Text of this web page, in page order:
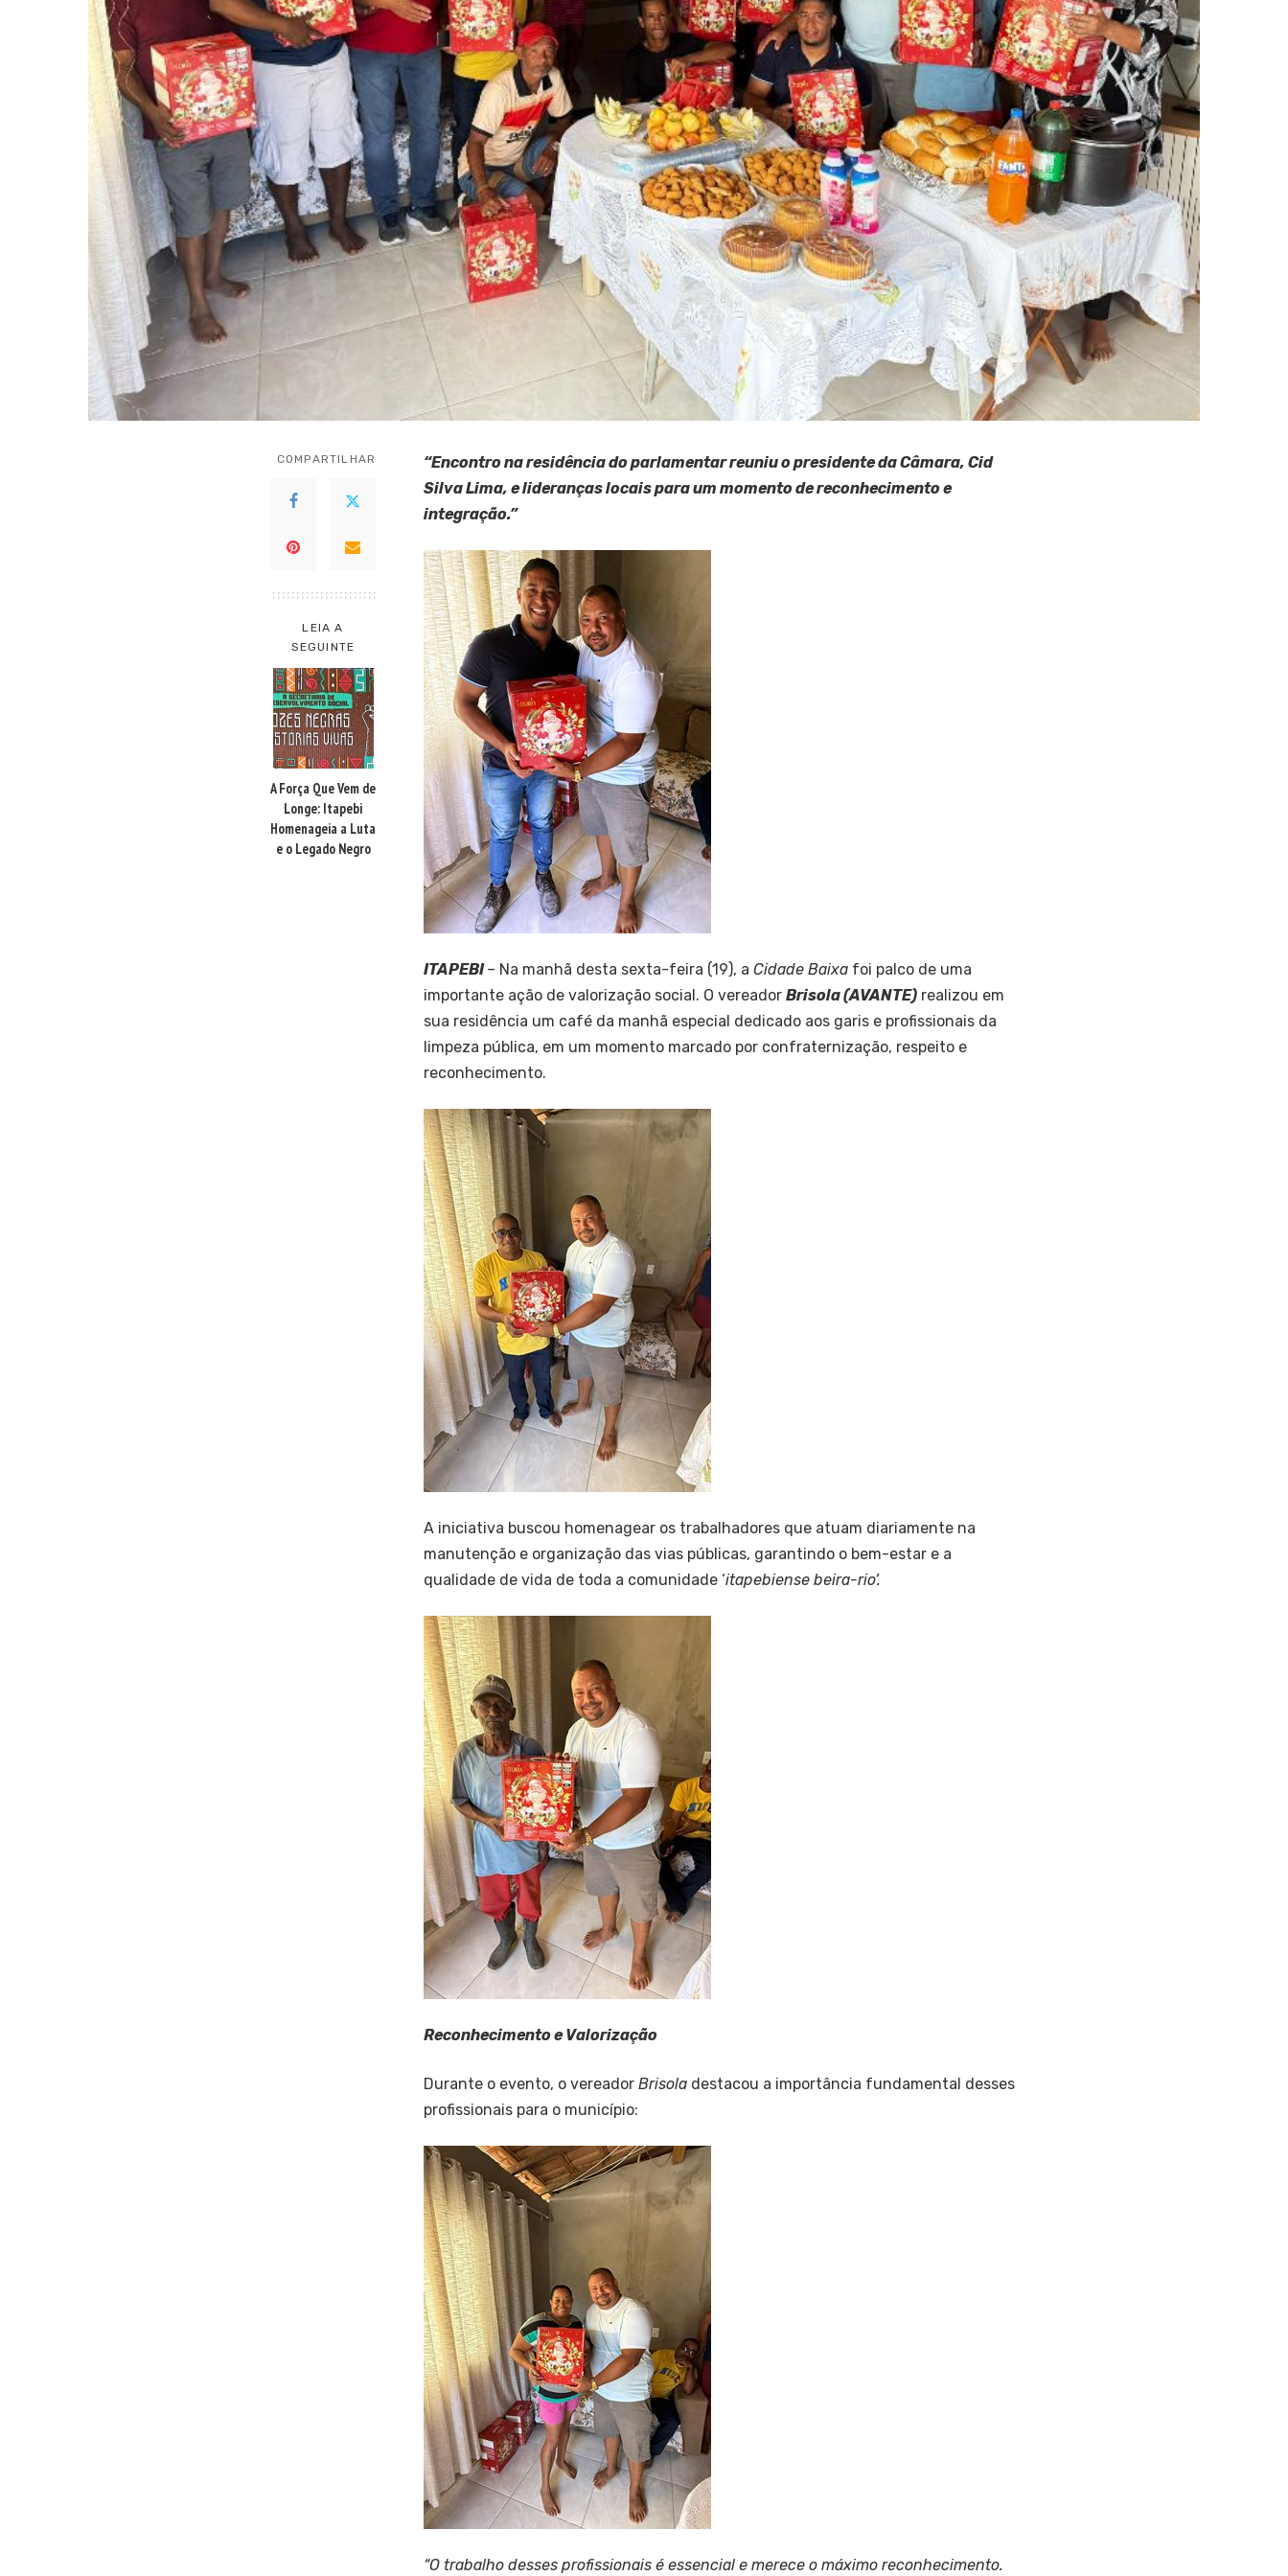
COMPARTILHAR
LEIA A
SEGUINTE
A Força Que Vem de
Longe: Itapebi
Homenageia a Luta
e o Legado Negro
“Encontro na residência do parlamentar reuniu o presidente da Câmara, Cid
Silva Lima, e lideranças locais para um momento de reconhecimento e
integração.”
ITAPEBI– Na manhã desta sexta-feira (19), a Cidade Baixa foi palco de uma
importante ação de valorização social. O vereador Brisola (AVANTE) realizou em
sua residência um café da manhã especial dedicado aos garis e profissionais da
limpeza pública, em um momento marcado por confraternização, respeito e
reconhecimento.
A iniciativa buscou homenagear os trabalhadores que atuam diariamente na
manutenção e organização das vias públicas, garantindo o bem-estar e a
qualidade de vida de toda a comunidade ‘itapebiense beira-rio’.
Reconhecimento e Valorização
Durante o evento, o vereador Brisola destacou a importância fundamental desses
profissionais para o município:
“O trabalho desses profissionais é essencial e merece o máximo reconhecimento.